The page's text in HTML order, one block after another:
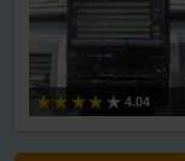
4.04